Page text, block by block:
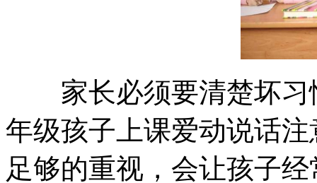
家长必须要清楚坏习
年级孩子上课爱动说话
足够的重视，会让孩子